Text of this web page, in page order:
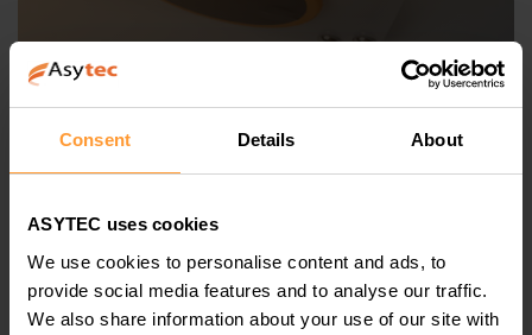
Consent Details About
ASYTEC uses cookies
We use cookies to personalise content and ads, to
provide social media features and to analyse our traffic.
We also share information about your use of our site with